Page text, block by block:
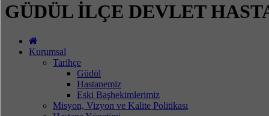
GÜDÜL İLÇE DEVLET
Kurumsal
Tarihçe
Güdül
Hastanemiz
Eski Başhekimlerimiz
Misyon, Vizyon ve Kalite Politikası